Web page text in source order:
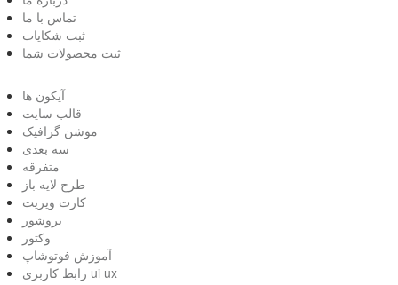
تماس با ما
ثبت شکایات
ثبت محصولات شما
آیکون ها
قالب سایت
موشن گرافیک
سه بعدی
متفرقه
طرح لایه باز
کارت ویزیت
بروشور
وکتور
آموزش فوتوشاپ
رابط کاربری ui ux